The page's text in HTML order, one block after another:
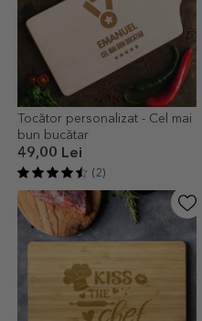
Tocător personalizat - Cel mai
bun bucătar
49,00 Lei
(2)